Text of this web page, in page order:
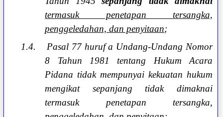
termasuk penetapan tersangka,
penggeledahan, dan penyitaan;
1.4.
Pasal 77 huruf a Undang-Undang Nomor
8 Tahun 1981 tentang Hukum Acara
Pidana tidak mempunyai kekuatan hukum
mengikat sepanjang tidak dimaknai
termasuk penetapan tersangka,